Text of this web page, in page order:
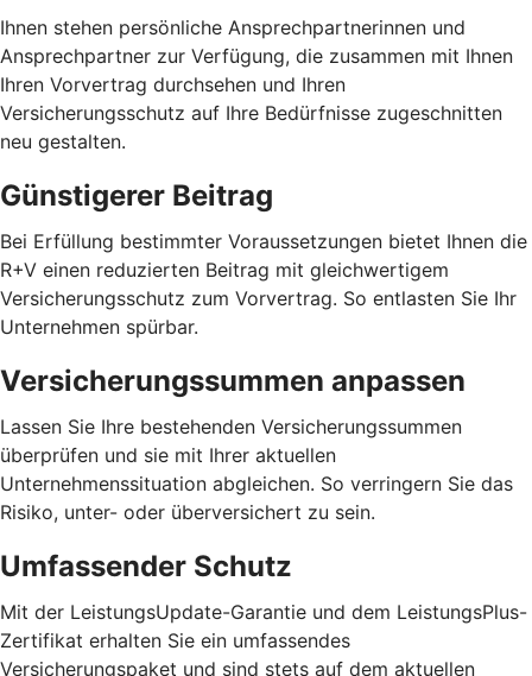
Ihnen stehen persönliche Ansprechpartnerinnen und
Ansprechpartner zur Verfügung, die zusammen mit Ihnen
Ihren Vorvertrag durchsehen und Ihren
Versicherungsschutz auf Ihre Bedürfnisse zugeschnitten
neu gestalten.
Günstigerer Beitrag
Bei Erfüllung bestimmter Voraussetzungen bietet Ihnen die
R+V einen reduzierten Beitrag mit gleichwertigem
Versicherungsschutz zum Vorvertrag. So entlasten Sie Ihr
Unternehmen spürbar.
Versicherungssummen anpassen
Lassen Sie Ihre bestehenden Versicherungssummen
überprüfen und sie mit Ihrer aktuellen
Unternehmenssituation abgleichen. So verringern Sie das
Risiko, unter- oder überversichert zu sein.
Umfassender Schutz
Mit der LeistungsUpdate-Garantie und dem LeistungsPlus-
Zertifikat erhalten Sie ein umfassendes
Versicherungspaket und sind stets auf dem aktuellen